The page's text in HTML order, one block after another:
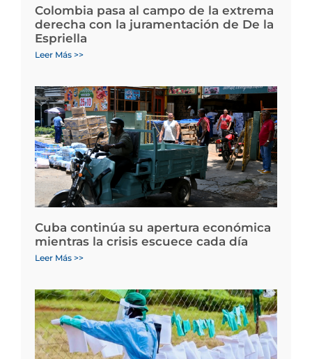
Colombia pasa al campo de la extrema
derecha con la juramentación de De la
Espriella
Leer Más >>
Cuba continúa su apertura económica
mientras la crisis escuece cada día
Leer Más >>